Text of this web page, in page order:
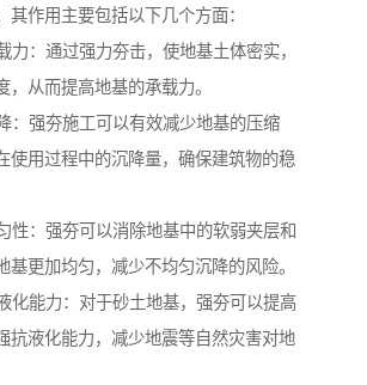
其作用主要包括以下几个方面：
力：通过强力夯击，使地基土体密实，
，从而提高地基的承载力。
：强夯施工可以有效减少地基的压缩
使用过程中的沉降量，确保建筑物的稳
性：强夯可以消除地基中的软弱夹层和
基更加均匀，减少不均匀沉降的风险。
化能力：对于砂土地基，强夯可以提高
抗液化能力，减少地震等自然灾害对地